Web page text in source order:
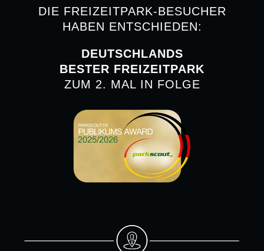
Begrüßen Sie Ihre Gäste im sonnigen
Mexico oder inszenieren Sie Ihre Marke
Themenwelt schafft eine eigene
Atmosphäre – für Events mit Charakter.
ATTRAKTIONEN & SHOWS
Taron nur für Ihr Team. Die Show im
DIE FREIZEITPARK-BESUCHER
HABEN ENTSCHIEDEN:
DEUTSCHLANDS
BESTER FREIZEITPARK
ZUM 2. MAL IN FOLGE